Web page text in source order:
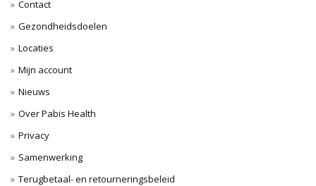
Contact
Gezondheidsdoelen
Locaties
Mijn account
Nieuws
Over Pabis Health
Privacy
Samenwerking
Terugbetaal- en retourneringsbeleid